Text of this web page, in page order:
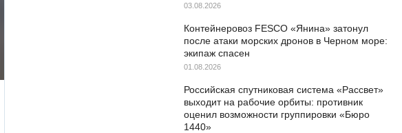
03.08.2026
Контейнеровоз FESCO «Янина» затонул
после атаки морских дронов в Черном море:
экипаж спасен
01.08.2026
Российская спутниковая система «Рассвет»
выходит на рабочие орбиты: противник
оценил возможности группировки «Бюро
1440»